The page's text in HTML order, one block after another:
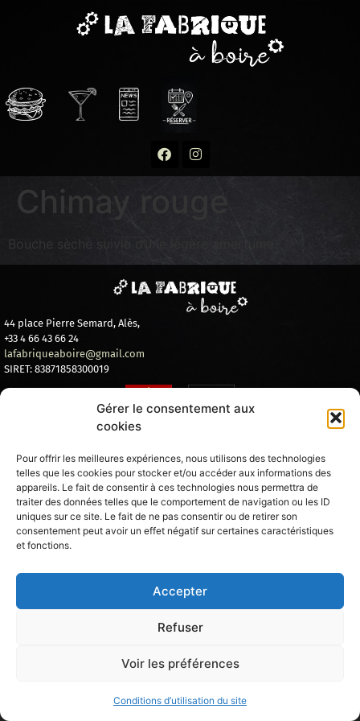
Gérer le consentement aux
cookies
Pour offrir les meilleures expériences, nous utilisons des technologies
telles que les cookies pour stocker et/ou accéder aux informations des
appareils. Le fait de consentir à ces technologies nous permettra de
traiter des données telles que le comportement de navigation ou les ID
uniques sur ce site. Le fait de ne pas consentir ou de retirer son
consentement peut avoir un effet négatif sur certaines caractéristiques
et fonctions.
Accepter
Refuser
Voir les préférences
Conditions d’utilisation du site
Chimay rouge
Bouche sèche suivie d’une légère amertume.
44 place Pierre Semard, Alès,
+33 4 66 43 66 24
lafabriqueaboire@gmail.com
SIRET: 83871858300019
L’ABUS D’ALCOOL EST DANGEREUX POUR LA SANTÉ – A CONSOMMER AVEC MODÉRATION
LA DIRECTION SE RÉSERVE LE DROIT D’ADMISSION MÊME AVEC UNE RESERVATION
TARIFS ET PRODUITS PRÉSENTÉS À TITRE INDICATIF ET SOUMIS À MODIFICATION PAR LA DIRECTION
Mentions légales Conditions d'utilisation du site